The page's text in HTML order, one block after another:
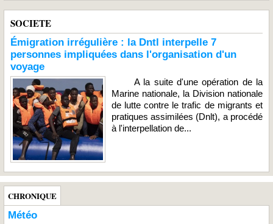
SOCIETE
Émigration irrégulière : la Dntl interpelle 7
personnes impliquées dans l'organisation d'un
voyage
A la suite d'une opération de la
Marine nationale, la Division nationale
de lutte contre le trafic de migrants et
pratiques assimilées (Dnlt), a procédé
à l'interpellation de...
CHRONIQUE
Météo